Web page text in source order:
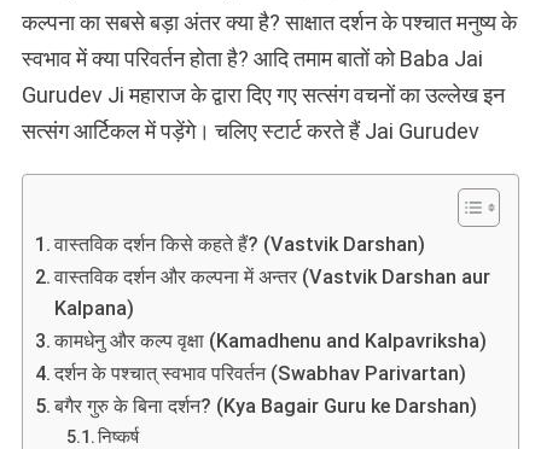
हैं
साक्षात
का
रहस्य
गुरुदेव}
कल्पना का सबसे बड़ा अंतर क्या है? साक्षात दर्शन के पश्चात मनुष्य के
स्वभाव में क्या परिवर्तन होता है? आदि तमाम बातों को Baba Jai
Gurudev Ji महाराज के द्वारा दिए गए सत्संग वचनों का उल्लेख इन
सत्संग आर्टिकल में पड़ेंगे। चलिए स्टार्ट करते हैं Jai Gurudev
वास्तविक दर्शन किसे कहते हैं? (Vastvik Darshan)
वास्तविक दर्शन और कल्पना में अन्तर (Vastvik Darshan aur
Kalpana)
कामधेनु और कल्प वृक्षा (Kamadhenu and Kalpavriksha)
दर्शन के पश्चात् स्वभाव परिवर्तन (Swabhav Parivartan)
बगैर गुरु के बिना दर्शन? (Kya Bagair Guru ke Darshan)
निष्कर्ष